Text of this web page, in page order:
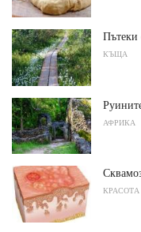
Пътеки
КЪЩА
АФРИКА
КРАСОТА